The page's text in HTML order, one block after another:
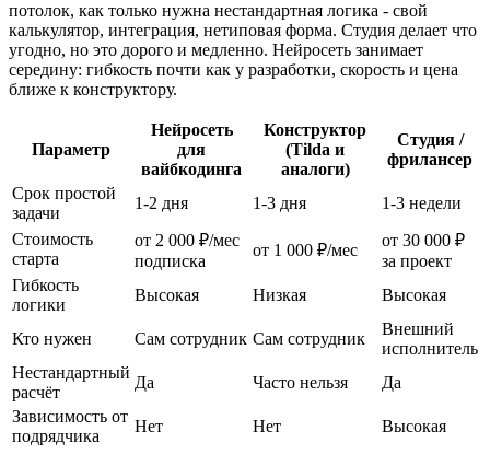
потолок, как только нужна нестандартная логика - свой
калькулятор, интеграция, нетиповая форма. Студия делает что
угодно, но это дорого и медленно. Нейросеть занимает
середину: гибкость почти как у разработки, скорость и цена
ближе к конструктору.
Параметр
Нейросеть
для
вайбкодинга
Конструктор
(Tilda и
аналоги)
Студия /
фрилансер
Срок простой
задачи
1-2 дня 1-3 дня
1-3 недели
Стоимость
старта
от 2 000 ₽/мес
подписка
от 1 000 ₽/мес
от 30 000 ₽
за проект
Гибкость
логики
Высокая Низкая Высокая
Кто нужен Сам сотрудник Сам сотрудник
Внешний
исполнитель
Нестандартный
расчёт
Да Часто нельзя
Да
Зависимость от
подрядчика
Нет Нет Высокая